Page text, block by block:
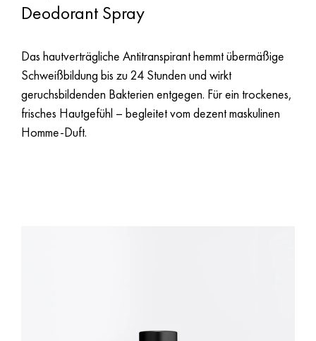
Deodorant Spray
Das hautverträgliche Antitranspirant hemmt übermäßige
Schweißbildung bis zu 24 Stunden und wirkt
geruchsbildenden Bakterien entgegen. Für ein trockenes,
frisches Hautgefühl – begleitet vom dezent maskulinen
Homme-Duft.